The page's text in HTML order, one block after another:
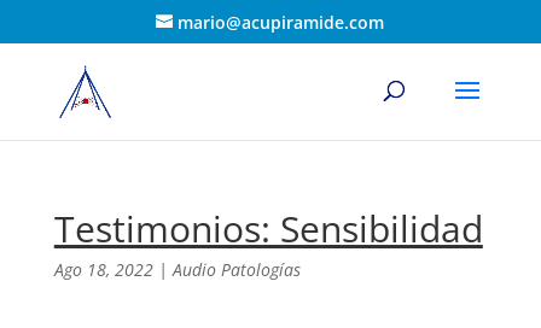
mario@acupiramide.com
Testimonios: Sensibilidad
Ago 18, 2022|Audio Patologías